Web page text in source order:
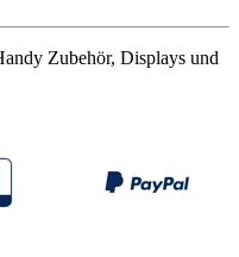
Zubehör, Displays und